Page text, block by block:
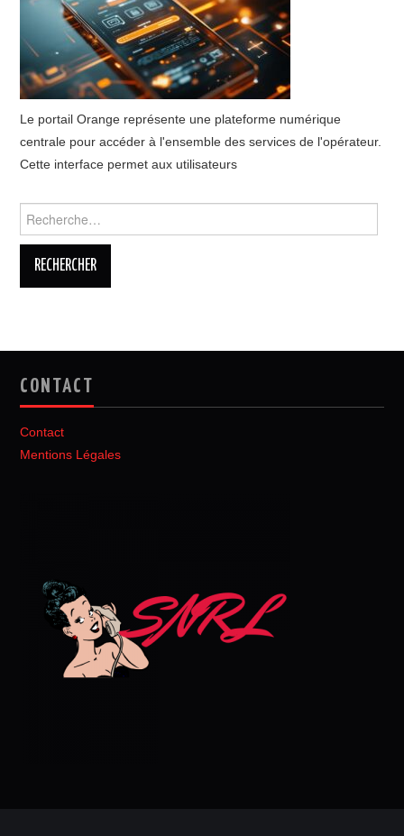
Le portail Orange représente une plateforme numérique
centrale pour accéder à l'ensemble des services de l'opérateur.
Cette interface permet aux utilisateurs
Rechercher :
CONTACT
Contact
Mentions Légales